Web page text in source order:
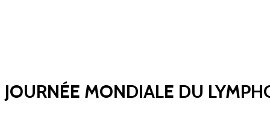
JOURNÉE MONDIALE DU